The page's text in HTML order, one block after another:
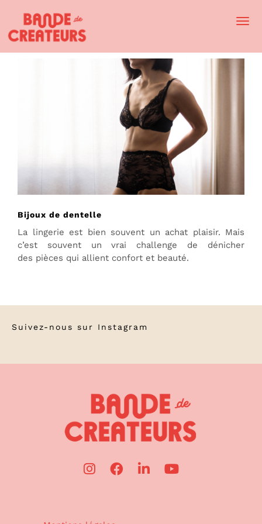
Bijoux de dentelle
La lingerie est bien souvent un achat plaisir. Mais
c’est souvent un vrai challenge de dénicher
des pièces qui allient confort et beauté.
Suivez-nous sur Instagram